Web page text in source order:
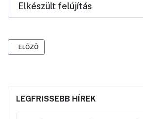
Elkészült felújítás
ELŐZŐ CIKK: RÉGI POSTA UTCA MEGÚJÍTÁSA
ELŐZŐ
LEGFRISSEBB HÍREK